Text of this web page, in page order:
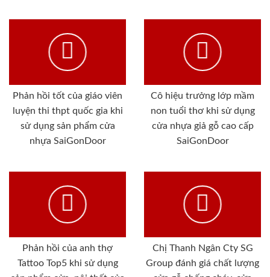
Phản hồi tốt của giáo viên
luyện thi thpt quốc gia khi
sử dụng sản phẩm cửa
nhựa SaiGonDoor
Cô hiệu trưởng lớp mầm
non tuổi thơ khi sử dụng
cửa nhựa giả gỗ cao cấp
SaiGonDoor
Phản hồi của anh thợ
Tattoo Top5 khi sử dụng
Chị Thanh Ngân Cty SG
Group đánh giá chất lượng